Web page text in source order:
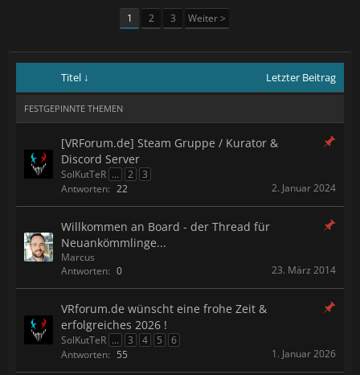
1 2 3 Weiter >
Titel ↓ Letzter Beitrag
FESTGEPINNTE THEMEN
[VRForum.de] Steam Gruppe / Kurator &
Discord Server
SolKutTeR ... 2
3
Antworten: 22 2. Januar 2024
Willkommen an Board - der Thread für
Neuankömmlinge...
Marcus
Antworten: 0 23. März 2014
VRforum.de wünscht eine frohe Zeit &
erfolgreiches 2026 !
SolKutTeR ... 3 4 5
6
Antworten: 55 1. Januar 2026